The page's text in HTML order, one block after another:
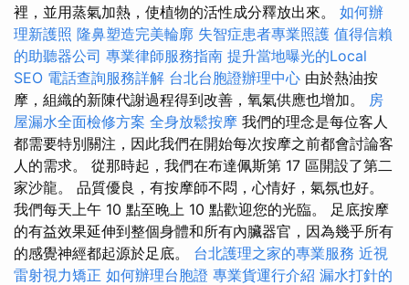
裡，並用蒸氣加熱，使植物的活性成分釋放出來。 如何辦
理新護照 隆鼻塑造完美輪廓 失智症患者專業照護 值得信賴
的助聽器公司 專業律師服務指南 提升當地曝光的Local
SEO 電話查詢服務詳解 台北台胞證辦理中心 由於熱油按
摩，組織的新陳代謝過程得到改善，氧氣供應也增加。 房
屋漏水全面檢修方案 全身放鬆按摩 我們的理念是每位客人
都需要特別關注，因此我們在開始每次按摩之前都會討論客
人的需求。 從那時起，我們在布達佩斯第 17 區開設了第二
家沙龍。 品質優良，有按摩師不悶，心情好，氣氛也好。
我們每天上午 10 點至晚上 10 點歡迎您的光臨。 足底按摩
的有益效果延伸到整個身體和所有內臟器官，因為幾乎所有
的感覺神經都起源於足底。 台北護理之家的專業服務 近視
雷射視力矯正 如何辦理台胞證 專業貨運行介紹 漏水打針的